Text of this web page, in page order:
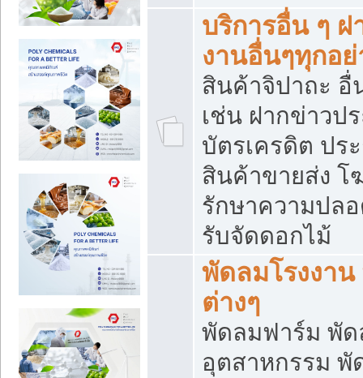
บริการอื่น ๆ
งานอื่นๆทุกอ
สินค้าจิปาถะ อื่
เช่น ฝากข่าวป
บัตรเครดิต ปร
สินค้าขายส่ง
รักษาความปล
รับจัดดอกไม้
พัดลมโรงงา
ต่างๆ
พัดลมฟาร์ม พัด
อุตสาหกรรม